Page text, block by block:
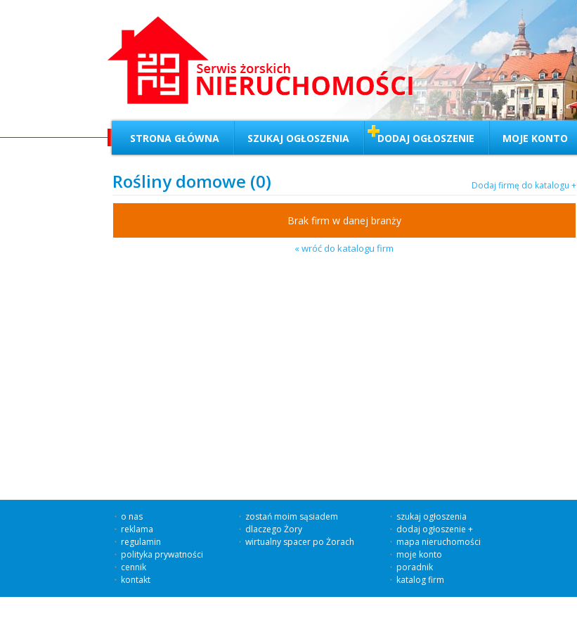
STRONA GŁÓWNA SZUKAJ OGŁOSZENIA DODAJ OGŁOSZENIE MOJE KONTO
Rośliny domowe (0) Dodaj firmę do katalogu +
Brak firm w danej branży
« wróć do katalogu firm
o nas
reklama
regulamin
polityka prywatności
cennik
kontakt
zostań moim sąsiadem
dlaczego Żory
wirtualny spacer po Żorach
szukaj ogłoszenia
dodaj ogłoszenie +
mapa nieruchomości
moje konto
poradnik
katalog firm